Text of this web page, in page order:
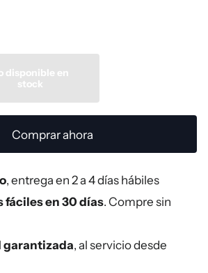
disponible en
stock
Comprar ahora
, entrega en 2 a 4 días hábiles
fáciles en 30 días. Compre sin
, al servicio desde